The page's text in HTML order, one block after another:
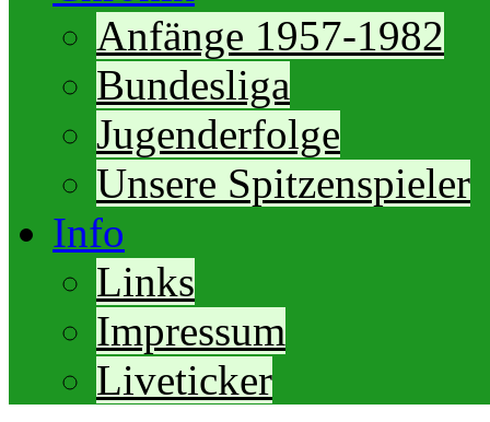
Anfänge 1957-1982
Bundesliga
Jugenderfolge
Unsere Spitzenspieler
Info
Links
Impressum
Liveticker